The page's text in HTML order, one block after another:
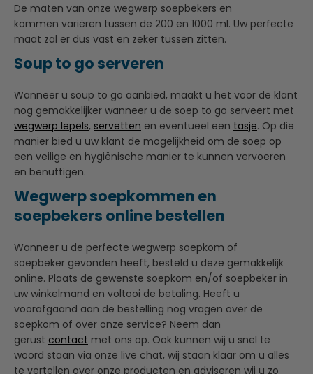
De maten van onze wegwerp soepbekers en
kommen variëren tussen de 200 en 1000 ml. Uw perfecte
maat zal er dus vast en zeker tussen zitten.
Soup to go serveren
Wanneer u soup to go aanbied, maakt u het voor de klant
nog gemakkelijker wanneer u de soep to go serveert met
wegwerp lepels, servetten en eventueel een tasje. Op die
manier bied u uw klant de mogelijkheid om de soep op
een veilige en hygiënische manier te kunnen vervoeren
en benuttigen.
Wegwerp soepkommen en
soepbekers online bestellen
Wanneer u de perfecte wegwerp soepkom of
soepbeker gevonden heeft, besteld u deze gemakkelijk
online. Plaats de gewenste soepkom en/of soepbeker in
uw winkelmand en voltooi de betaling. Heeft u
voorafgaand aan de bestelling nog vragen over de
soepkom of over onze service? Neem dan
gerust contact met ons op. Ook kunnen wij u snel te
woord staan via onze live chat, wij staan klaar om u alles
te vertellen over onze producten en adviseren wij u zo